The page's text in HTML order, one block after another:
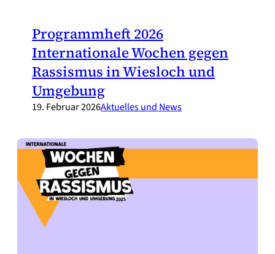
Programmheft 2026
Internationale Wochen gegen
Rassismus in Wiesloch und
Umgebung
19. Februar 2026Aktuelles und News